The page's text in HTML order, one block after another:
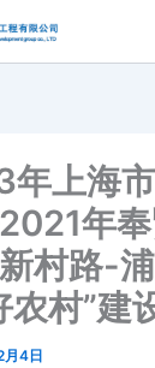
上海
年
村路-浦
农村”建
4日